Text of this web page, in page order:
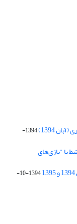
1394)
1394-
مرتبط با "بازی‌های
1394-10-